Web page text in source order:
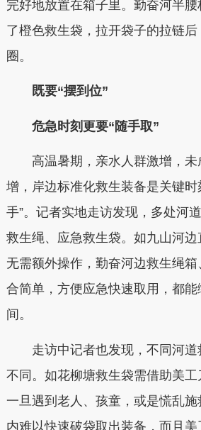
完好地放置在箱子里。勤奋河半
了橙色救生袋，拉开袋子的拉链
圈。
既要“摆到位”
危急时刻更要“随手取”
高温暑期，亲水人群激增，未
增，岸边标准化救生装备是关键时
手”。记者实地走访发现，多处河
救生绳、应急救生袋。如九山河边
无需额外操作，勤奋河边救生绳
合简单，方便应急快速取用，都
间。
走访中记者也发现，不同河道
不同。如花柳塘救生袋需借助美工
一旦遇到老人、孩童，或是慌乱
内难以快速破袋取出装备，而且